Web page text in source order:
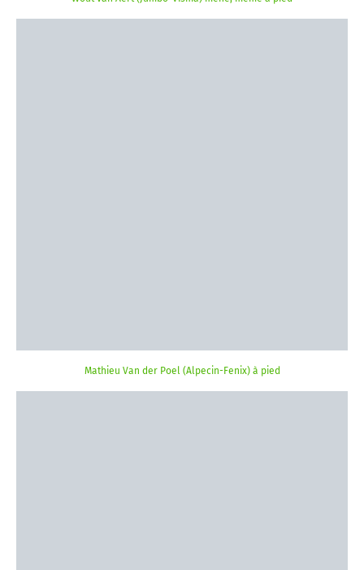
Mathieu Van der Poel (Alpecin-Fenix) à pied